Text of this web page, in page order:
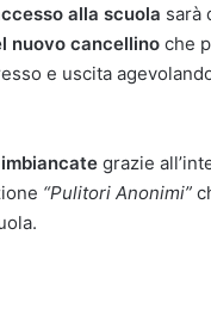
alla scuola sarà
nuovo cancellino che
e uscita
grazie
“Pulitori Anonimi”